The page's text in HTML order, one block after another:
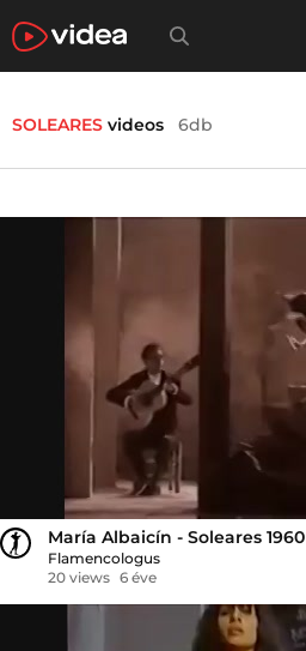
SOLEARES videos 6db
María Albaicín - Soleares 1960
Flamencologus
20 views 6 éve